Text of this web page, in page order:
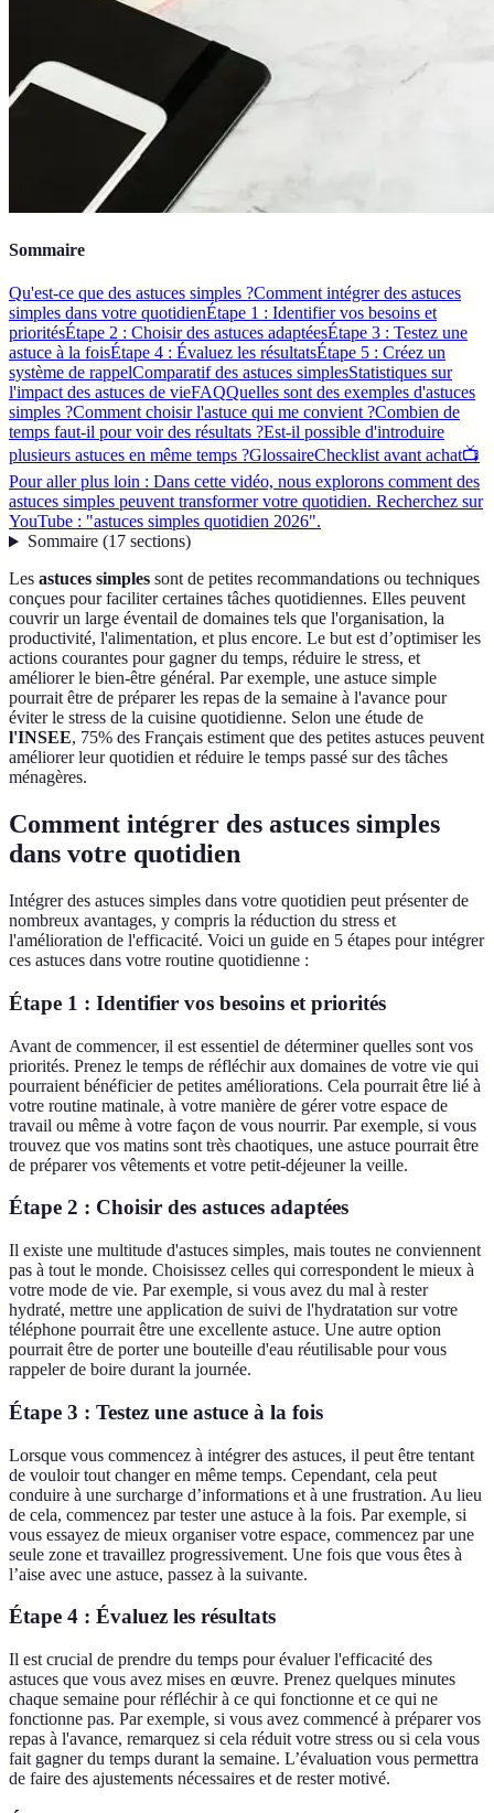
Sommaire
Qu'est-ce que des astuces simples ?Comment intégrer des astuces
simples dans votre quotidienÉtape 1 : Identifier vos besoins et
prioritésÉtape 2 : Choisir des astuces adaptéesÉtape 3 : Testez une
astuce à la foisÉtape 4 : Évaluez les résultatsÉtape 5 : Créez un
système de rappelComparatif des astuces simplesStatistiques sur
l'impact des astuces de vieFAQQuelles sont des exemples d'astuces
simples ?Comment choisir l'astuce qui me convient ?Combien de
temps faut-il pour voir des résultats ?Est-il possible d'introduire
plusieurs astuces en même temps ?GlossaireChecklist avant achat📺
Pour aller plus loin : Dans cette vidéo, nous explorons comment des
astuces simples peuvent transformer votre quotidien. Recherchez sur
YouTube : "astuces simples quotidien 2026".
Sommaire(17 sections)
Les astuces simples sont de petites recommandations ou techniques
conçues pour faciliter certaines tâches quotidiennes. Elles peuvent
couvrir un large éventail de domaines tels que l'organisation, la
productivité, l'alimentation, et plus encore. Le but est d’optimiser les
actions courantes pour gagner du temps, réduire le stress, et
améliorer le bien-être général. Par exemple, une astuce simple
pourrait être de préparer les repas de la semaine à l'avance pour
éviter le stress de la cuisine quotidienne. Selon une étude de
l'INSEE, 75% des Français estiment que des petites astuces peuvent
améliorer leur quotidien et réduire le temps passé sur des tâches
ménagères.
Comment intégrer des astuces simples
dans votre quotidien
Intégrer des astuces simples dans votre quotidien peut présenter de
nombreux avantages, y compris la réduction du stress et
l'amélioration de l'efficacité. Voici un guide en 5 étapes pour intégrer
ces astuces dans votre routine quotidienne :
Étape 1 : Identifier vos besoins et priorités
Avant de commencer, il est essentiel de déterminer quelles sont vos
priorités. Prenez le temps de réfléchir aux domaines de votre vie qui
pourraient bénéficier de petites améliorations. Cela pourrait être lié à
votre routine matinale, à votre manière de gérer votre espace de
travail ou même à votre façon de vous nourrir. Par exemple, si vous
trouvez que vos matins sont très chaotiques, une astuce pourrait être
de préparer vos vêtements et votre petit-déjeuner la veille.
Étape 2 : Choisir des astuces adaptées
Il existe une multitude d'astuces simples, mais toutes ne conviennent
pas à tout le monde. Choisissez celles qui correspondent le mieux à
votre mode de vie. Par exemple, si vous avez du mal à rester
hydraté, mettre une application de suivi de l'hydratation sur votre
téléphone pourrait être une excellente astuce. Une autre option
pourrait être de porter une bouteille d'eau réutilisable pour vous
rappeler de boire durant la journée.
Étape 3 : Testez une astuce à la fois
Lorsque vous commencez à intégrer des astuces, il peut être tentant
de vouloir tout changer en même temps. Cependant, cela peut
conduire à une surcharge d’informations et à une frustration. Au lieu
de cela, commencez par tester une astuce à la fois. Par exemple, si
vous essayez de mieux organiser votre espace, commencez par une
seule zone et travaillez progressivement. Une fois que vous êtes à
l’aise avec une astuce, passez à la suivante.
Étape 4 : Évaluez les résultats
Il est crucial de prendre du temps pour évaluer l'efficacité des
astuces que vous avez mises en œuvre. Prenez quelques minutes
chaque semaine pour réfléchir à ce qui fonctionne et ce qui ne
fonctionne pas. Par exemple, si vous avez commencé à préparer vos
repas à l'avance, remarquez si cela réduit votre stress ou si cela vous
fait gagner du temps durant la semaine. L’évaluation vous permettra
de faire des ajustements nécessaires et de rester motivé.